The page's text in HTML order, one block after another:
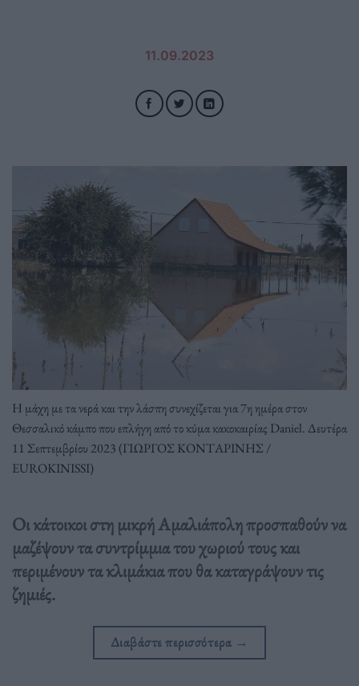
11.09.2023
Η μάχη με τα νερά και την λάσπη συνεχίζεται για 7η ημέρα στον
Θεσσαλικό κάμπο που επλήγη από το κύμα κακοκαιρίας Daniel. Δευτέρα
11 Σεπτεμβρίου 2023 (ΓΙΩΡΓΟΣ ΚΟΝΤΑΡΙΝΗΣ /
EUROKINISSI)
Οι κάτοικοι στη μικρή Αμαλιάπολη προσπαθούν να
μαζέψουν τα συντρίμμια του χωριού τους και
περιμένουν τα κλιμάκια που θα καταγράψουν τις
ζημιές.
Διαβάστε περισσότερα →